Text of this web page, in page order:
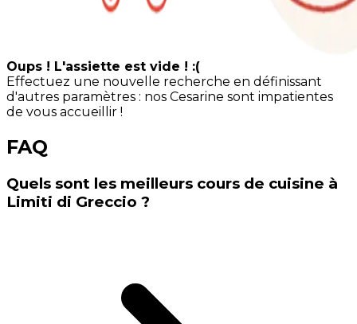
Oups ! L'assiette est vide ! :(
Effectuez une nouvelle recherche en définissant
d'autres paramètres : nos Cesarine sont impatientes
de vous accueillir !
FAQ
Quels sont les meilleurs cours de cuisine à
Limiti di Greccio ?